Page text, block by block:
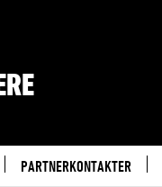
PARTNERKONTAKTER